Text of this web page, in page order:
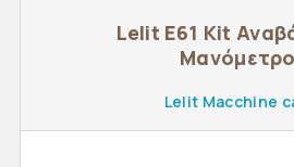
Lelit E61 Kit
Lelit Macchine